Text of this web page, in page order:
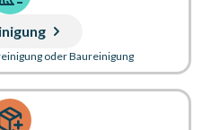
oder Baureinigung